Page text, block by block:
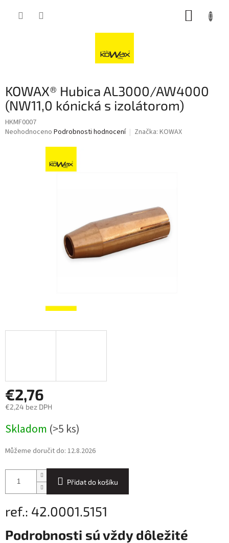
KOWAX® Hubica AL3000/AW4000
(NW11,0 kónická s izolátorom)
HKMF0007
Průměrné
Neohodnoceno Podrobnosti hodnocení Značka: KOWAX
€2,76
€2,24 bez DPH
cena:
Skladom (>5 ks)
Můžeme doručit do: 12.8.2026
Přidat do košíku
ref.: 42.0001.5151
Podrobnosti sú vždy dôležité